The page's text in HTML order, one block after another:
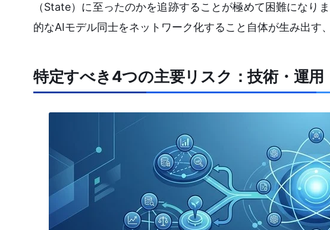
（State）に至ったのかを追跡することが極めて困難になり
的なAIモデル同士をネットワーク化すること自体が生み出す
特定すべき4つの主要リスク：技術・運用